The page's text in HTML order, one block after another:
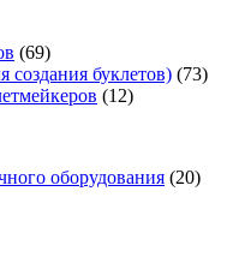
(69)
создания буклетов) (73)
(12)
оборудования (20)